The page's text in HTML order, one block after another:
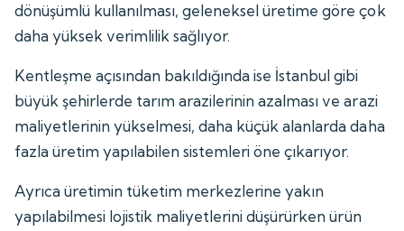
dönüşümlü kullanılması, geleneksel üretime göre çok
daha yüksek verimlilik sağlıyor.
Kentleşme açısından bakıldığında ise İstanbul gibi
büyük şehirlerde tarım arazilerinin azalması ve arazi
maliyetlerinin yükselmesi, daha küçük alanlarda daha
fazla üretim yapılabilen sistemleri öne çıkarıyor.
Ayrıca üretimin tüketim merkezlerine yakın
yapılabilmesi lojistik maliyetlerini düşürürken ürün